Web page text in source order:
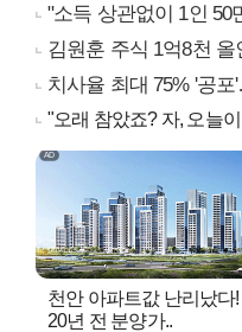
"소득 상관없이 1인
김원훈 주식 1억8천
치사율 최대 75% '공
"오래 참았죠? 자, 오늘
천안 아파트값 난리났다!
20년 전 분양가..